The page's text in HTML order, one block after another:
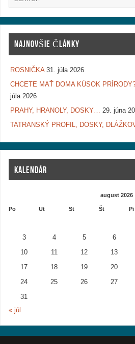
NAJNOVŠIE ČLÁNKY
ROSNIČKA 31. júla 2026
CHCETE MAŤ DOMA KÚSOK
júla 2026
PRAHY, HRANOLY, DOSKY… 29. júna
TATRANSKÝ PROFIL, DOSKY,
KALENDÁR
august 2026
Po Ut St Št Pi
3 4 5 6
10 11 12 13
17 18 19 20
24 25 26 27
31
« júl